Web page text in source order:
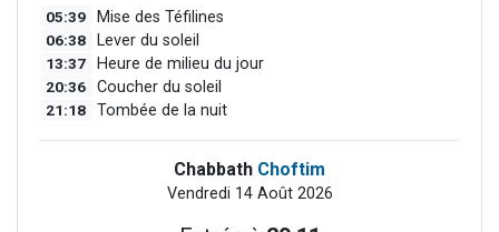
05:39 Mise des Téfilines
06:38 Lever du soleil
13:37 Heure de milieu du jour
20:36 Coucher du soleil
21:18 Tombée de la nuit
Chabbath Choftim
Vendredi 14 Août 2026